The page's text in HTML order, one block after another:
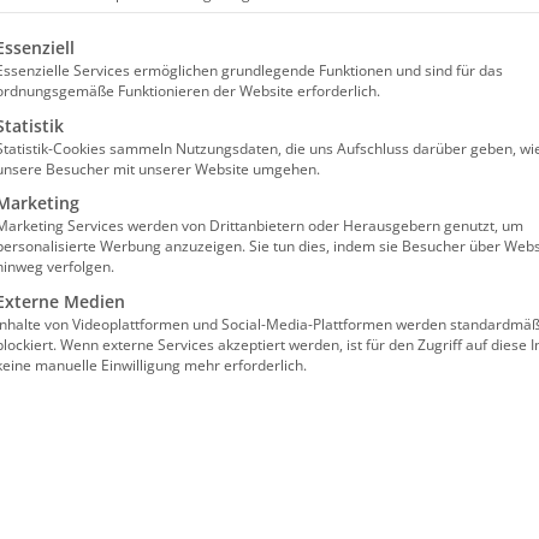
Freude? | Praxisanleiter
im Wege einer “Präsenz im digitalen
GoToMeeting gearbeitet.
eine Liste der Service-Gruppen, für die eine
Services ermöglichen grundlegende Funktionen und sind für das
Funktionieren der Website erforderlich.
Cookies sammeln Nutzungsdaten, die uns Aufschluss darüber geben,
Besucher mit unserer Website umgehen.
Services werden von Drittanbietern oder Herausgebern genutzt, um
Werbung anzuzeigen. Sie tun dies, indem sie Besucher über
verfolgen.
Medien
von Videoplattformen und Social-Media-Plattformen werden
Wenn externe Services akzeptiert werden, ist für den Zugriff auf diese
manuelle Einwilligung mehr erforderlich.